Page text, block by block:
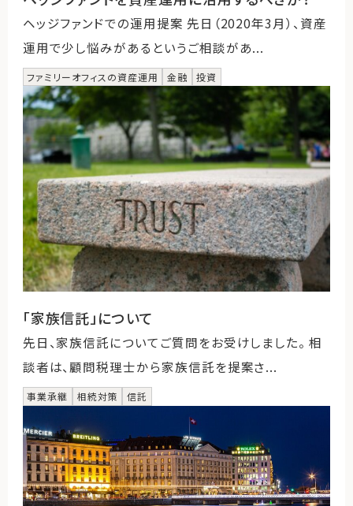
ヘッジファンドでの運用提案 先日（2020年3月）、資産
運用で少し悩みがあるというご相談があ...
ファミリーオフィスの資産運用 金融 投資
「家族信託」について
先日、家族信託についてご質問をお受けしました。 相
談者は、顧問税理士から家族信託を提案さ...
事業承継 相続対策 信託